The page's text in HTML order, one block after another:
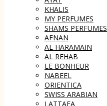
KHALIS
MY PERFUMES
SHAMS PERFUMES
AFNAN
AL HARAMAIN
AL REHAB
LE BONHEUR
NABEEL
ORIENTICA
SWISS ARABIAN
LATTAFA